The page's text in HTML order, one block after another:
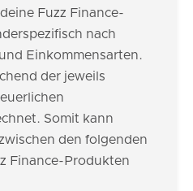
Fuzz Finance-
nach
Einkommensarten.
der jeweils
Somit kann
den folgenden
Finance-Produkten